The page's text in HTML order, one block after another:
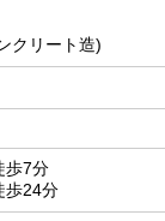
クリート造)
歩7分
歩24分